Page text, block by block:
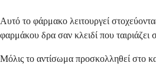
Αυτό το φάρμακο λειτουργεί
φαρμάκου δρα σαν κλειδί που
Μόλις το αντίσωμα προσκολληθεί στο